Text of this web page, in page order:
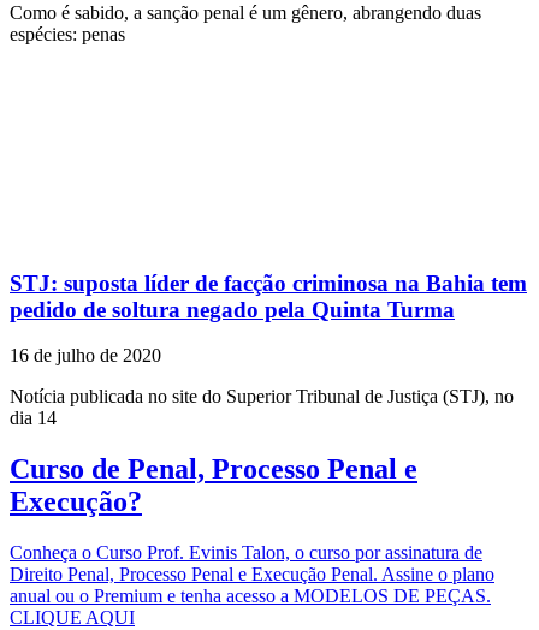
Como é sabido, a sanção penal é um gênero, abrangendo duas
espécies: penas
STJ: suposta líder de facção criminosa na Bahia tem
pedido de soltura negado pela Quinta Turma
16 de julho de 2020
Notícia publicada no site do Superior Tribunal de Justiça (STJ), no
dia 14
Curso de Penal, Processo Penal e
Execução?
Conheça o Curso Prof. Evinis Talon, o curso por assinatura de
Direito Penal, Processo Penal e Execução Penal. Assine o plano
anual ou o Premium e tenha acesso a MODELOS DE PEÇAS.
CLIQUE AQUI